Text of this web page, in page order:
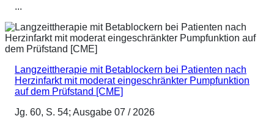
...
Langzeittherapie mit Betablockern bei Patienten nach
Herzinfarkt mit moderat eingeschränkter Pumpfunktion
auf dem Prüfstand [CME]
Jg. 60, S. 54; Ausgabe 07 / 2026